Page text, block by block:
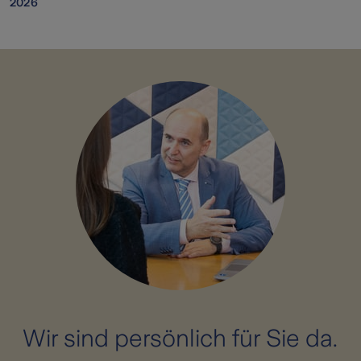
Wir sind persönlich für Sie da.